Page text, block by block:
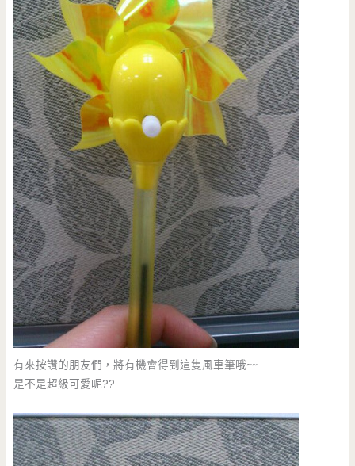
有來按讚的朋友們，將有機會得到這隻風車筆哦~~
是不是超級可愛呢??